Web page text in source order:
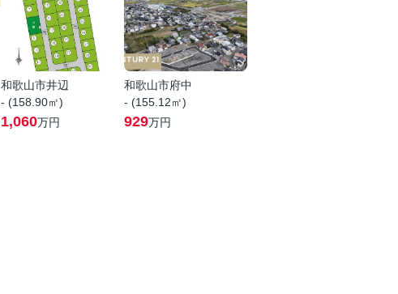
和歌山市井辺
- (158.90㎡)
1,060万円
和歌山市府中
- (155.12㎡)
929万円